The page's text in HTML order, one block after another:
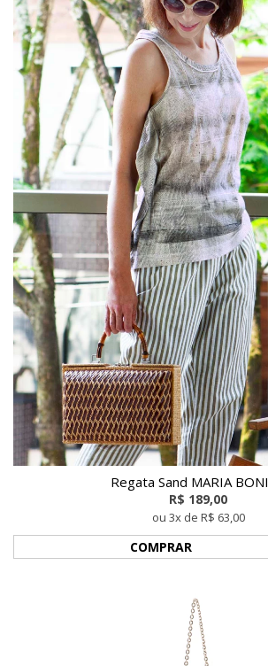
Regata Sand MARIA
R$ 189,00
ou 3x de R$ 63,00
COMPRAR